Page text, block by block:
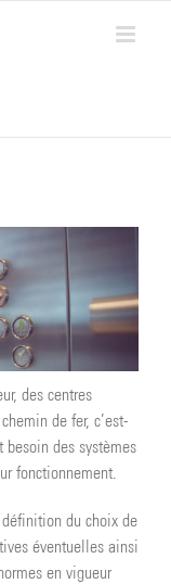
des centres
de fer, c’est-
des systèmes
fonctionnement.
du choix de
éventuelles ainsi
en vigueur